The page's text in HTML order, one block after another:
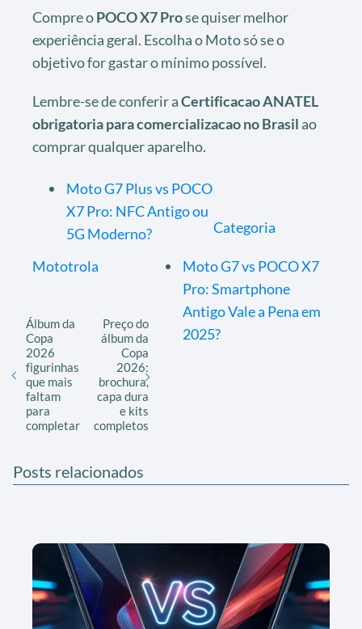
Compre oPOCO X7 Prose quiser melhor
experiência geral. Escolha o Moto só se o
objetivo for gastar o mínimo possível.
Lembre-se de conferir aCertificacao ANATEL
obrigatoria para comercializacao no Brasil ao
comprar qualquer aparelho.
Moto G7 Plus vs POCO
X7 Pro: NFC Antigo ou
5G Moderno?
Moto G7 vs POCO X7
Pro: Smartphone
Antigo Vale a Pena em
2025?
Categoria
Mototrola
Álbum da
Copa
2026
figurinhas
que mais
faltam
para
completar
Preço do
álbum da
Copa
2026:
brochura,
capa dura
e kits
completos
Posts relacionados